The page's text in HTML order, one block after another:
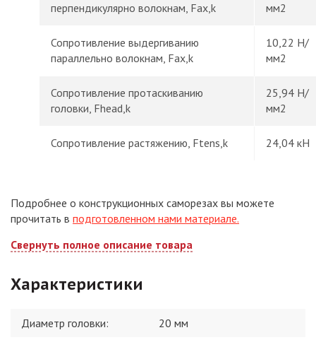
перпендикулярно волокнам, Fax,k
мм2
Сопротивление выдергиванию
параллельно волокнам, Fax,k
10,22 Н/
мм2
Сопротивление протаскиванию
головки, Fhead,k
25,94 Н/
мм2
Сопротивление растяжению, Ftens,k 24,04 кН
Подробнее о конструкционных саморезах вы можете
прочитать в подготовленном нами материале.
Свернуть полное описание товара
Характеристики
Диаметр головки:
20 мм